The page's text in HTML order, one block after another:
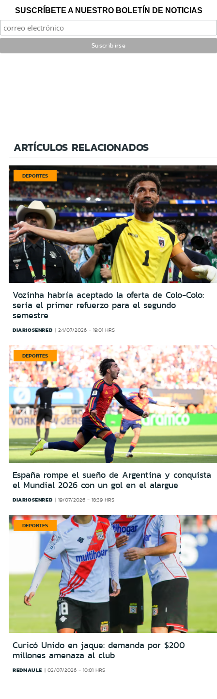
SUSCRÍBETE A NUESTRO BOLETÍN DE NOTICIAS
ARTÍCULOS RELACIONADOS
DEPORTES
Vozinha habría aceptado la oferta de Colo-Colo:
sería el primer refuerzo para el segundo
semestre
DIARIOSENRED 24/07/2026 - 19:01 HRS
DEPORTES
España rompe el sueño de Argentina y conquista
el Mundial 2026 con un gol en el alargue
DIARIOSENRED 19/07/2026 - 18:39 HRS
DEPORTES
Curicó Unido en jaque: demanda por $200
millones amenaza al club
REDMAULE 02/07/2026 - 10:01 HRS